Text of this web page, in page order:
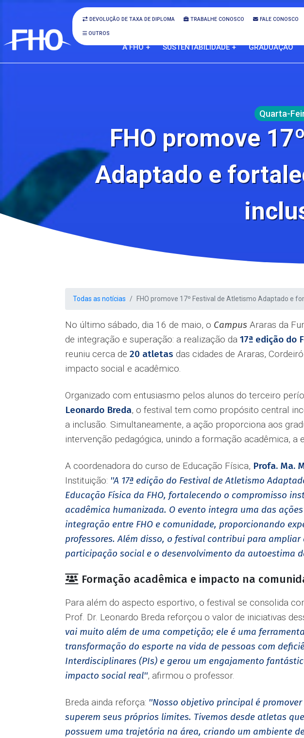
DEVOLUÇÃO DE TAXA DE DIPLOMA TRABALHE CONOSCO FALE CONOSCO
OUTROS
A FHO + SUSTENTABILIDADE + GRADUAÇÃO
Quarta-
FHO promove
Adaptado e
Todas as notícias FHO promove 17º Festival de Atletismo Adaptado e
No último sábado, dia 16 de maio, o CampusAraras da
de integração e superação: a realização da17ª edição do
reuniu cerca de20 atletas das cidades de Araras,
impacto social e acadêmico.
Organizado com entusiasmo pelos alunos do terceiro
Leonardo Breda, o festival tem como propósito central
a inclusão. Simultaneamente, a ação proporciona aos
intervenção pedagógica, unindo a formação acadêmica,
A coordenadora do curso de Educação Física, Profa. Ma.
Instituição: ''A 17ª edição do Festival de Atletismo
Educação Física da FHO, fortalecendo o compromisso
acadêmica humanizada. O evento integra uma das
integração entre FHO e comunidade, proporcionando
professores. Além disso, o festival contribui para
participação social e o desenvolvimento da autoestima
Formação acadêmica e impacto na
Para além do aspecto esportivo, o festival se consolida
Prof. Dr. Leonardo Breda reforçou o valor de iniciativas
vai muito além de uma competição; ele é uma
transformação do esporte na vida de pessoas com
Interdisciplinares (PIs) e gerou um engajamento
impacto social real'', afirmou o professor.
Breda ainda reforça: ''Nosso objetivo principal é
superem seus próprios limites. Tivemos desde atletas
possuem uma trajetória na área, criando um ambiente